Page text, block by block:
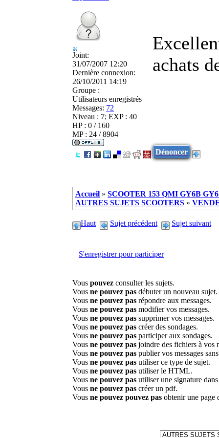
Joint:
31/07/2007 12:20
Dernière connexion:
26/10/2011 14:19
Groupe :
Utilisateurs enregistrés
Messages: 72
Niveau : 7; EXP : 40
HP : 0 / 160
MP : 24 / 8904
achats
Dénoncer
Accueil » SCOOTER 153 QMI GY6B
AUTRES SUJETS SCOOTERS »
Haut Sujet précédent Sujet suivant
S'enregistrer pour participer
Vous pouvez consulter les sujets.
Vous ne pouvez pas débuter un nouveau sujet.
Vous ne pouvez pas répondre aux messages.
Vous ne pouvez pas modifier vos messages.
Vous ne pouvez pas supprimer vos messages.
Vous ne pouvez pas créer des sondages.
Vous ne pouvez pas participer aux sondages.
Vous ne pouvez pas joindre des fichiers à vos
Vous ne pouvez pas publier vos messages
Vous ne pouvez pas utiliser ce type de sujet.
Vous ne pouvez pas utiliser le HTML.
Vous ne pouvez pas utiliser une signature
Vous ne pouvez pas créer un pdf.
Vous ne pouvez pouvez pas obtenir une page